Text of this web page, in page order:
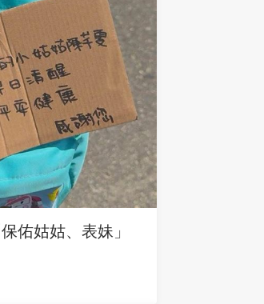
保佑姑姑、表妹」